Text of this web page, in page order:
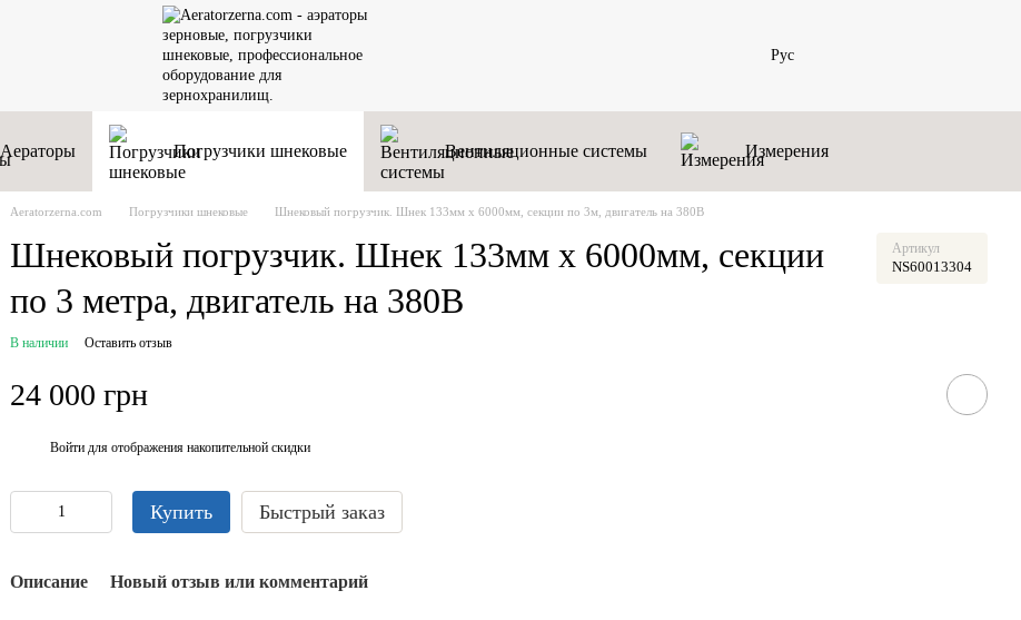
Рус
Аераторы Погрузчики шнековые Вентиляционные системы Измерения
Аeratorzerna.com Погрузчики шнековые Шнековый погрузчик. Шнек 133мм х 6000мм, секции по 3м, двигатель на 380В
Шнековый погрузчик. Шнек 133мм х 6000мм, секции
по 3 метра, двигатель на 380В
Артикул
NS60013304
В наличии Оставить отзыв
24 000 грн
Войти для отображения накопительной скидки
Купить Быстрый заказ
Описание Новый отзыв или комментарий